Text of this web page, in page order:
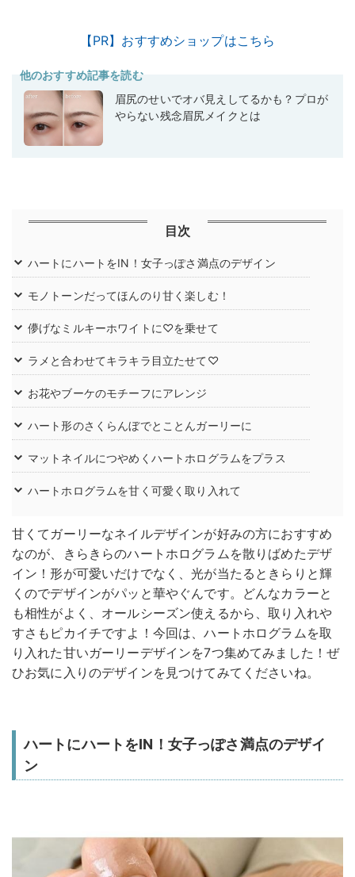
【PR】おすすめショップはこちら
他のおすすめ記事を読む
眉尻のせいでオバ見えしてるかも？プロが
やらない残念眉尻メイクとは
目次
ハートにハートをIN！女子っぽさ満点のデザイン
モノトーンだってほんのり甘く楽しむ！
儚げなミルキーホワイトに♡を乗せて
ラメと合わせてキラキラ目立たせて♡
お花やブーケのモチーフにアレンジ
ハート形のさくらんぼでとことんガーリーに
マットネイルにつやめくハートホログラムをプラス
ハートホログラムを甘く可愛く取り入れて
甘くてガーリーなネイルデザインが好みの方におすすめ
なのが、きらきらのハートホログラムを散りばめたデザ
イン！形が可愛いだけでなく、光が当たるときらりと輝
くのでデザインがパッと華やぐんです。どんなカラーと
も相性がよく、オールシーズン使えるから、取り入れや
すさもピカイチですよ！今回は、ハートホログラムを取
り入れた甘いガーリーデザインを7つ集めてみました！ぜ
ひお気に入りのデザインを見つけてみてくださいね。
ハートにハートをIN！女子っぽさ満点のデザイ
ン